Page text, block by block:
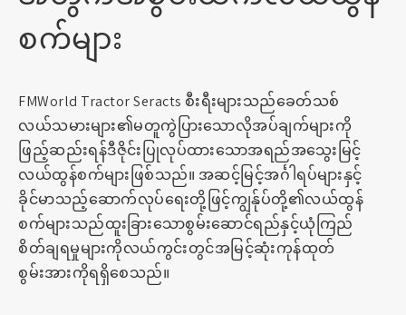
စက်များ
FMWorld Tractor Seracts စီးရီးများသည်ခေတ်သစ်
လယ်သမားများ၏မတူကွဲပြားသောလိုအပ်ချက်များကို
ဖြည့်ဆည်းရန်ဒီဇိုင်းပြုလုပ်ထားသောအရည်အသွေးမြင့်
လယ်ထွန်စက်များဖြစ်သည်။ အဆင့်မြင့်အင်္ဂါရပ်များနှင့်
ခိုင်မာသည့်ဆောက်လုပ်ရေးတို့ဖြင့်ကျွန်ုပ်တို့၏လယ်ထွန်
စက်များသည်ထူးခြားသောစွမ်းဆောင်ရည်နှင့်ယုံကြည်
စိတ်ချရမှုများကိုလယ်ကွင်းတွင်အမြင့်ဆုံးကုန်ထုတ်
စွမ်းအားကိုရရှိစေသည်။